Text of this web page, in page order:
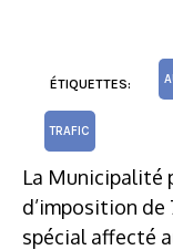
ÉTIQUETTES:
TRAFIC
La Municipalité
d’imposition de
spécial affecté